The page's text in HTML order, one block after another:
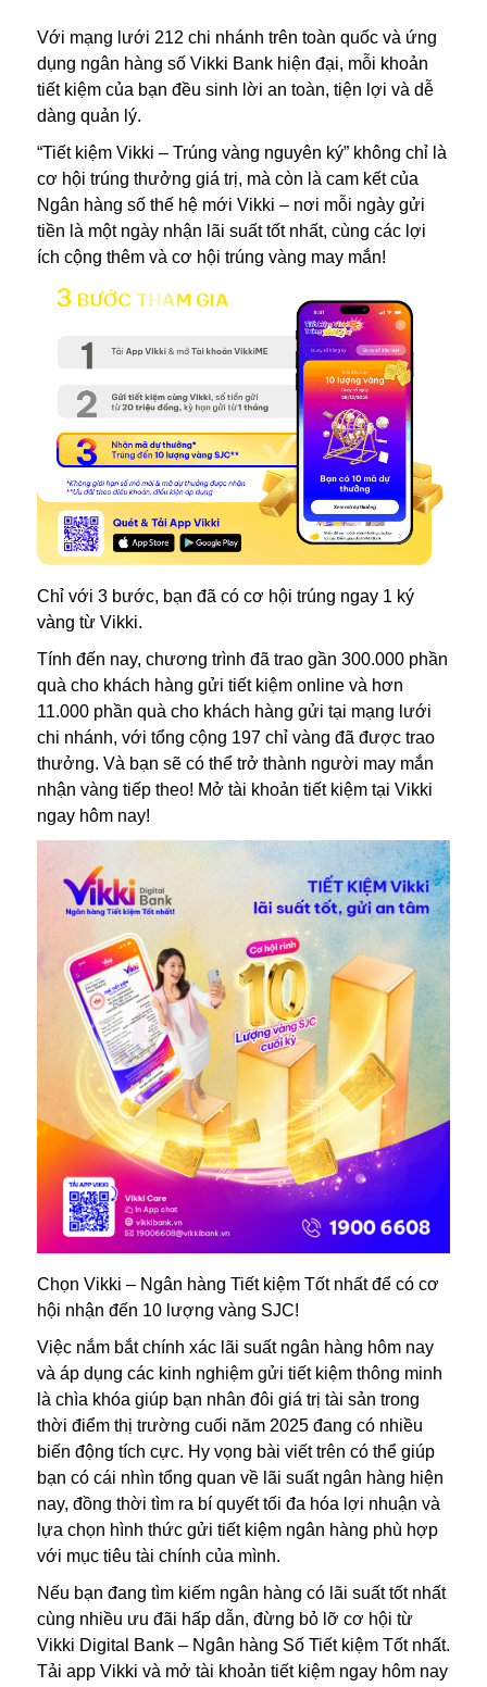
Với mạng lưới 212 chi nhánh trên toàn quốc và ứng
dụng ngân hàng số Vikki Bank hiện đại, mỗi khoản
tiết kiệm của bạn đều sinh lời an toàn, tiện lợi và dễ
dàng quản lý.
“Tiết kiệm Vikki – Trúng vàng nguyên ký” không chỉ là
cơ hội trúng thưởng giá trị, mà còn là cam kết của
Ngân hàng số thế hệ mới Vikki – nơi mỗi ngày gửi
tiền là một ngày nhận lãi suất tốt nhất, cùng các lợi
ích cộng thêm và cơ hội trúng vàng may mắn!
Chỉ với 3 bước, bạn đã có cơ hội trúng ngay 1 ký
vàng từ Vikki.
Tính đến nay, chương trình đã trao gần 300.000 phần
quà cho khách hàng gửi tiết kiệm online và hơn
11.000 phần quà cho khách hàng gửi tại mạng lưới
chi nhánh, với tổng cộng 197 chỉ vàng đã được trao
thưởng. Và bạn sẽ có thể trở thành người may mắn
nhận vàng tiếp theo! Mở tài khoản tiết kiệm tại Vikki
ngay hôm nay!
Chọn Vikki – Ngân hàng Tiết kiệm Tốt nhất để có cơ
hội nhận đến 10 lượng vàng SJC!
Việc nắm bắt chính xác lãi suất ngân hàng hôm nay
và áp dụng các kinh nghiệm gửi tiết kiệm thông minh
là chìa khóa giúp bạn nhân đôi giá trị tài sản trong
thời điểm thị trường cuối năm 2025 đang có nhiều
biến động tích cực. Hy vọng bài viết trên có thể giúp
bạn có cái nhìn tổng quan về lãi suất ngân hàng hiện
nay, đồng thời tìm ra bí quyết tối đa hóa lợi nhuận và
lựa chọn hình thức gửi tiết kiệm ngân hàng phù hợp
với mục tiêu tài chính của mình.
Nếu bạn đang tìm kiếm ngân hàng có lãi suất tốt nhất
cùng nhiều ưu đãi hấp dẫn, đừng bỏ lỡ cơ hội từ
Vikki Digital Bank – Ngân hàng Số Tiết kiệm Tốt nhất.
Tải app Vikki và mở tài khoản tiết kiệm ngay hôm nay